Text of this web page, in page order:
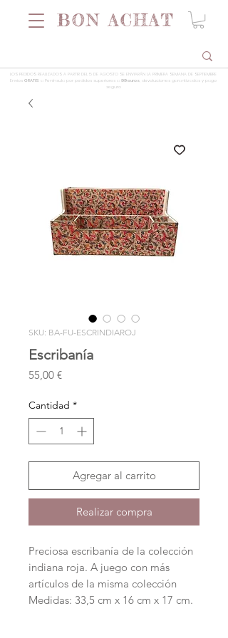
LOS PEDIDOS REALIZADOS A PARTIR DEL 5 DE AGOSTO SE ENVIARÁN LA PRIMERA SEMANA DE SEPTIEMBRE
Envios GRATIS a Península por pedidos superiores a 99 euros , devoluciones garantizadas y pago
seguro
SKU: BA-FU-ESCRINDIAROJ
Escribanía
55,00 €Precio
Cantidad *
Agregar al carrito
Realizar compra
Preciosa escribanía de la colección
indiana roja. A juego con más
artículos de la misma colección
Medidas: 33,5 cm x 16 cm x 17 cm.